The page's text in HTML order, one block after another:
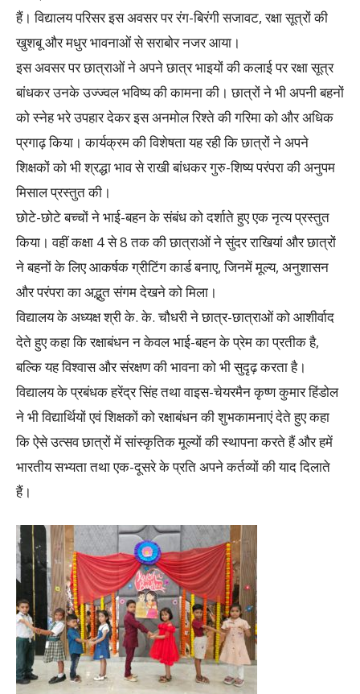
हैं। विद्यालय परिसर इस अवसर पर रंग-बिरंगी सजावट, रक्षा सूत्रों की
खुशबू और मधुर भावनाओं से सराबोर नजर आया।
इस अवसर पर छात्राओं ने अपने छात्र भाइयों की कलाई पर रक्षा सूत्र
बांधकर उनके उज्ज्वल भविष्य की कामना की। छात्रों ने भी अपनी बहनों
को स्नेह भरे उपहार देकर इस अनमोल रिश्ते की गरिमा को और अधिक
प्रगाढ़ किया। कार्यक्रम की विशेषता यह रही कि छात्रों ने अपने
शिक्षकों को भी श्रद्धा भाव से राखी बांधकर गुरु-शिष्य परंपरा की अनुपम
मिसाल प्रस्तुत की।
छोटे-छोटे बच्चों ने भाई-बहन के संबंध को दर्शाते हुए एक नृत्य प्रस्तुत
किया। वहीं कक्षा 4 से 8 तक की छात्राओं ने सुंदर राखियां और छात्रों
ने बहनों के लिए आकर्षक ग्रीटिंग कार्ड बनाए, जिनमें मूल्य, अनुशासन
और परंपरा का अद्भुत संगम देखने को मिला।
विद्यालय के अध्यक्ष श्री के. के. चौधरी ने छात्र-छात्राओं को आशीर्वाद
देते हुए कहा कि रक्षाबंधन न केवल भाई-बहन के प्रेम का प्रतीक है,
बल्कि यह विश्वास और संरक्षण की भावना को भी सुदृढ़ करता है।
विद्यालय के प्रबंधक हरेंद्र सिंह तथा वाइस-चेयरमैन कृष्ण कुमार हिंडोल
ने भी विद्यार्थियों एवं शिक्षकों को रक्षाबंधन की शुभकामनाएं देते हुए कहा
कि ऐसे उत्सव छात्रों में सांस्कृतिक मूल्यों की स्थापना करते हैं और हमें
भारतीय सभ्यता तथा एक-दूसरे के प्रति अपने कर्तव्यों की याद दिलाते
हैं।